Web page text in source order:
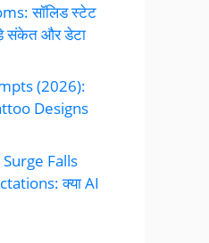
सॉलिड स्टेट
संकेत और डेटा
(2026):
Designs
Falls
क्या AI